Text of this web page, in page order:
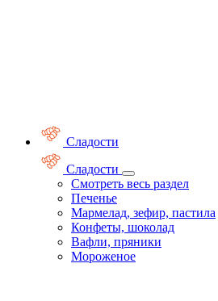
Сладости
Сладости
Смотреть весь раздел
Печенье
Мармелад, зефир, пастила
Конфеты, шоколад
Вафли, пряники
Мороженое